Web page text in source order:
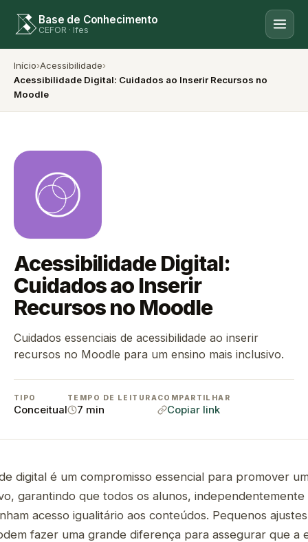
Base de Conhecimento
CEFOR · Ifes
Início›Acessibilidade›
Acessibilidade Digital: Cuidados ao Inserir Recursos no
Moodle
Acessibilidade Digital:
Cuidados ao Inserir
Recursos no Moodle
Cuidados essenciais de acessibilidade ao inserir
recursos no Moodle para um ensino mais inclusivo.
TIPO
Conceitual
TEMPO DE LEITURA
7 min
COMPARTILHAR
Copiar link
digital é um compromisso essencial para promover
garantindo que todos os alunos, independentemente
acesso igualitário aos conteúdos. Pequenos
fazer uma grande diferença para assegurar que a